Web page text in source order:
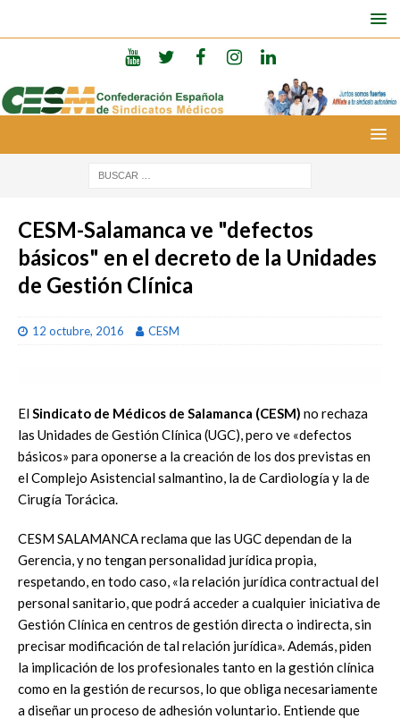
CESM-Salamanca ve "defectos
básicos" en el decreto de la Unidades
de Gestión Clínica
12 octubre, 2016 CESM
ElSindicato de Médicos de Salamanca (CESM) no rechaza
las Unidades de Gestión Clínica (UGC), pero ve «defectos
básicos» para oponerse a la creación de los dos previstas en
el Complejo Asistencial salmantino, la de Cardiología y la de
Cirugía Torácica.
CESM SALAMANCA reclama que las UGC dependan de la
Gerencia, y no tengan personalidad jurídica propia,
respetando, en todo caso, «la relación jurídica contractual del
personal sanitario, que podrá acceder a cualquier iniciativa de
Gestión Clínica en centros de gestión directa o indirecta, sin
precisar modificación de tal relación jurídica». Además, piden
la implicación de los profesionales tanto en la gestión clínica
como en la gestión de recursos, lo que obliga necesariamente
a diseñar un proceso de adhesión voluntario. Entiende que